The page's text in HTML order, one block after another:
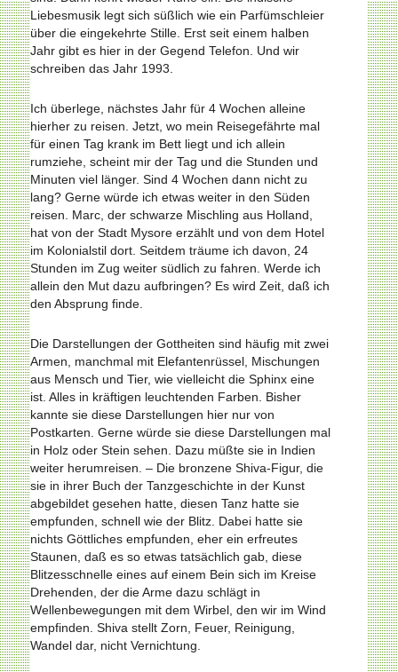
Liebesmusik legt sich süßlich wie ein Parfüm­schleier
über die eingekehrte Stille. Erst seit einem halben
Jahr gibt es hier in der Gegend Telefon. Und wir
schreiben das Jahr 1993.
Ich überlege, nächstes Jahr für 4 Wochen alleine
hierher zu reisen. Jetzt, wo mein Reisegefährte mal
für einen Tag krank im Bett liegt und ich allein
rumziehe, scheint mir der Tag und die Stunden und
Minuten viel länger. Sind 4 Wochen dann nicht zu
lang? Gerne würde ich etwas weiter in den Süden
reisen. Marc, der schwarze Mischling aus Holland,
hat von der Stadt Mysore erzählt und von dem Hotel
im Kolonialstil dort. Seitdem träume ich davon, 24
Stunden im Zug weiter südlich zu fahren. Werde ich
allein den Mut dazu aufbringen? Es wird Zeit, daß ich
den Absprung finde.
Die Darstellungen der Gottheiten sind häufig mit zwei
Armen, manchmal mit Elefantenrüssel, Mischungen
aus Mensch und Tier, wie vielleicht die Sphinx eine
ist. Alles in kräftigen leuchtenden Farben. Bisher
kannte sie diese Darstellungen hier nur von
Postkarten. Gerne würde sie diese Darstellungen mal
in Holz oder Stein sehen. Dazu müßte sie in Indien
weiter herumreisen. – Die bronzene Shiva-Figur, die
sie in ihrer Buch der Tanzgeschichte in der Kunst
abgebildet gesehen hatte, diesen Tanz hatte sie
empfunden, schnell wie der Blitz. Dabei hatte sie
nichts Göttliches empfunden, eher ein erfreutes
Staunen, daß es so etwas tatsächlich gab, diese
Blitzesschnelle eines auf einem Bein sich im Kreise
Drehenden, der die Arme dazu schlägt in
Wellenbewegungen mit dem Wirbel, den wir im Wind
empfinden. Shiva stellt Zorn, Feuer, Reinigung,
Wandel dar, nicht Vernichtung.